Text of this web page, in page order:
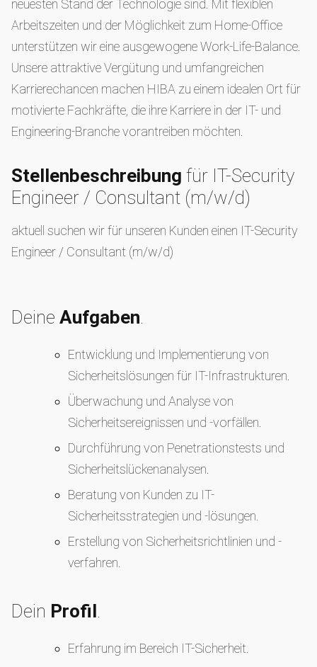
neuesten Stand der Technologie sind. Mit flexiblen
Arbeitszeiten und der Möglichkeit zum Home-Office
unterstützen wir eine ausgewogene Work-Life-Balance.
Unsere attraktive Vergütung und umfangreichen
Karrierechancen machen HIBA zu einem idealen Ort für
motivierte Fachkräfte, die ihre Karriere in der IT- und
Engineering-Branche vorantreiben möchten.
Stellenbeschreibung für IT-Security
Engineer / Consultant (m/w/d)
aktuell suchen wir für unseren Kunden einen IT-Security
Engineer / Consultant (m/w/d)
Deine Aufgaben.
Entwicklung und Implementierung von
Sicherheitslösungen für IT-Infrastrukturen.
Überwachung und Analyse von
Sicherheitsereignissen und -vorfällen.
Durchführung von Penetrationstests und
Sicherheitslückenanalysen.
Beratung von Kunden zu IT-
Sicherheitsstrategien und -lösungen.
Erstellung von Sicherheitsrichtlinien und -
verfahren.
Dein Profil.
Erfahrung im Bereich IT-Sicherheit.